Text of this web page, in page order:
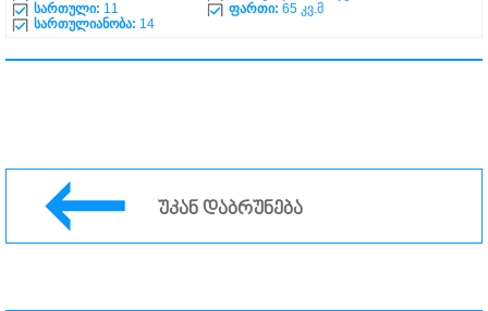
სართული: 11 ფართი: 65 კვ.მ
სართულიანობა: 14
უკან დაბრუნება